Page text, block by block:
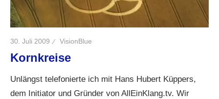
30. Juli 2009 VisionBlue
Kornkreise
Unlängst telefonierte ich mit Hans Hubert Küppers,
dem Initiator und Gründer von AllEinKlang.tv. Wir